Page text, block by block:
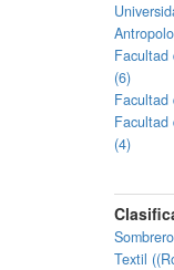
Facultad
(6)
Facultad
Facultad
(4)
Textil